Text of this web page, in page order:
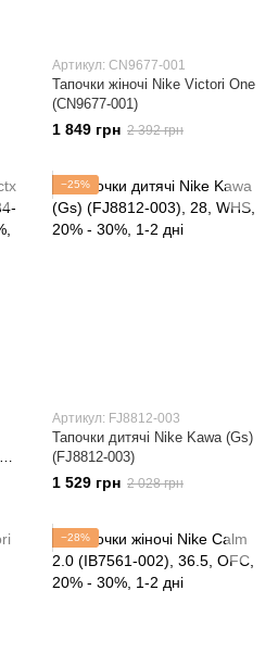
Артикул: CN9677-001
Тапочки жіночі Nike Victori One
(CN9677-001)
1 849 грн 2 392 грн
−25%
Артикул: FJ8812-003
Тапочки дитячі Nike Kawa (Gs)
(FJ8812-003)
1 529 грн 2 028 грн
−28%